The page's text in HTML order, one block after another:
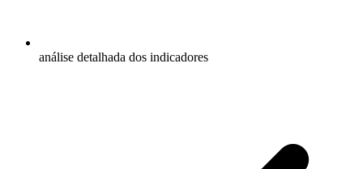
análise detalhada dos indicadores